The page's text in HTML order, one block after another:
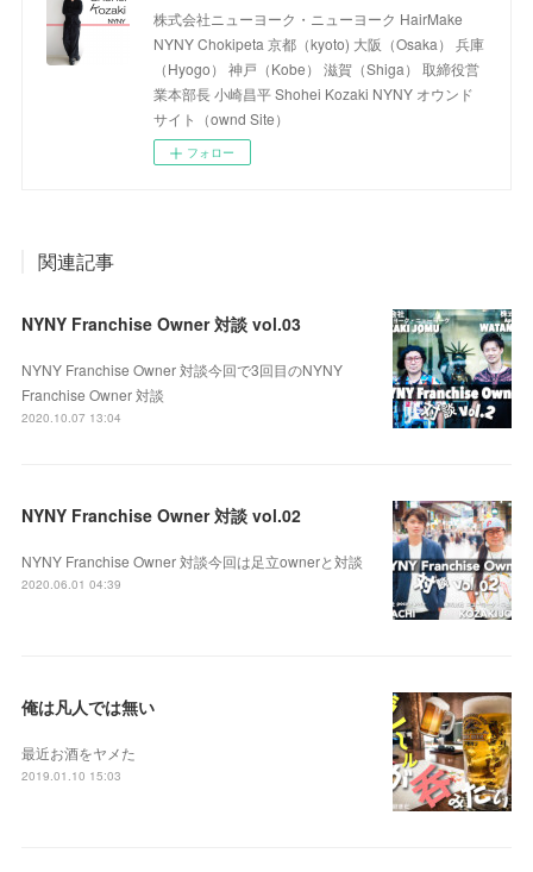
株式会社ニューヨーク・ニューヨーク HairMake
NYNY Chokipeta 京都（kyoto) 大阪（Osaka） 兵庫
（Hyogo） 神戸（Kobe） 滋賀（Shiga） 取締役営
業本部長 小崎昌平 Shohei Kozaki NYNY オウンド
サイト（ownd Site）
フォロー
関連記事
NYNY Franchise Owner 対談 vol.03
NYNY Franchise Owner 対談今回で3回目のNYNY
Franchise Owner 対談
2020.10.07 13:04
NYNY Franchise Owner 対談 vol.02
NYNY Franchise Owner 対談今回は足立ownerと対談
2020.06.01 04:39
俺は凡人では無い
最近お酒をヤメた
2019.01.10 15:03